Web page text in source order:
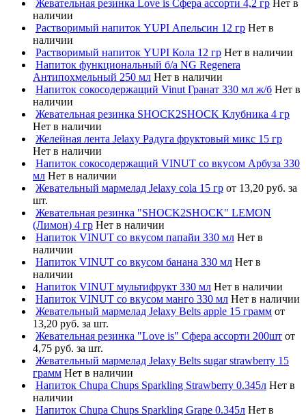
Жевательная резинка Love is Сфера ассорти 4,2 гр Нет в
наличии
Растворимый напиток YUPI Апельсин 12 гр Нет в
наличии
Растворимый напиток YUPI Кола 12 гр Нет в наличии
Напиток функциональный б/а NG Regenera
Антипохмельный 250 мл Нет в наличии
Напиток сокосодержащий Vinut Гранат 330 мл ж/б Нет в
наличии
Жевательная резинка SHOCK2SHOCK Клубника 4 гр
Нет в наличии
Желейная лента Jelaxy Радуга фруктовый микс 15 гр
Нет в наличии
Напиток сокосодержащий VINUT со вкусом Арбуза 330
мл Нет в наличии
Жевательный мармелад Jelaxy cola 15 гр от 13,20 руб. за
шт.
Жевательная резинка "SHOCK2SHOCK" LEMON
(Лимон) 4 гр Нет в наличии
Напиток VINUT со вкусом папайи 330 мл Нет в
наличии
Напиток VINUT со вкусом банана 330 мл Нет в
наличии
Напиток VINUT мультифрукт 330 мл Нет в наличии
Напиток VINUT со вкусом манго 330 мл Нет в наличии
Жевательный мармелад Jelaxy Belts apple 15 грамм от
13,20 руб. за шт.
Жевательная резинка "Love is" Сфера ассорти 200шт от
4,75 руб. за шт.
Жевательный мармелад Jelaxy Belts sugar strawberry 15
грамм Нет в наличии
Напиток Chupa Chups Sparkling Strawberry 0.345л Нет в
наличии
Напиток Chupa Chups Sparkling Grape 0.345л Нет в